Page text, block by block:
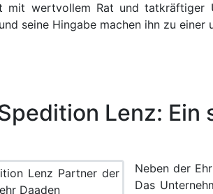
mit wertvollem Rat und tatkräftiger
seine Hingabe machen ihn zu
Lenz:
Neben der
Das